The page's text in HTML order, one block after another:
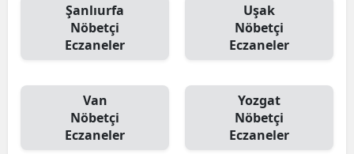
Şanlıurfa
Nöbetçi
Eczaneler
Uşak
Nöbetçi
Eczaneler
Van
Nöbetçi
Eczaneler
Yozgat
Nöbetçi
Eczaneler